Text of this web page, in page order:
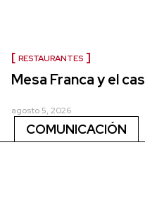
RESTAURANTES
Mesa Franca y el
agosto 5, 2026
COMUNICACIÓN